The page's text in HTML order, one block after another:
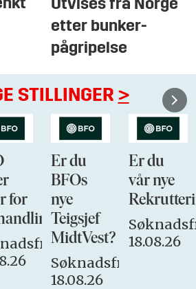
Utvises fra Norge
etter bunker-
pågripelse
STILLINGER >
for
Er du
BFOs
nye
Teigsjef
MidtVest?
Søknadsfrist:
18.08.26
Er du
vår nye
18.08.26